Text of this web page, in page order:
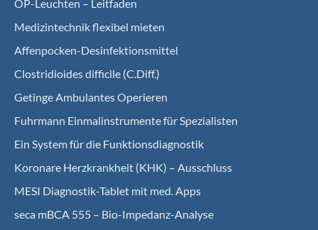
OP-Leuchten – Leitfaden
Medizintechnik flexibel mieten
Affenpocken-Desinfektionsmittel
Clostridioides difficile (C.Diff.)
Getinge Ambulantes Operieren
Fuhrmann Einmalinstrumente für Spezialisten
Ein System für die Funktionsdiagnostik
Koro­nare Herz­krank­heit (KHK) – Ausschluss
MESI Diagnostik-Tablet mit med. Apps
seca mBCA 555 – Bio-Impedanz-Analyse